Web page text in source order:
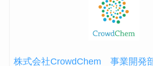
株式会社CrowdChem 事業開発